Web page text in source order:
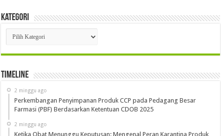
Kategori
Kategori
Timeline
2 minggu ago
Perkembangan Penyimpanan Produk CCP pada Pedagang Besar
Farmasi (PBF) Berdasarkan Ketentuan CDOB 2025
2 minggu ago
Ketika Obat Menunggu Keputusan: Mengenal Peran Karantina Produk